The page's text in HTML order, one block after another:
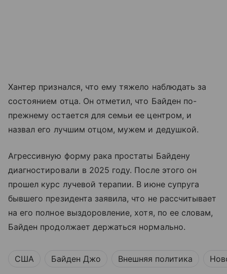
Хантер признался, что ему тяжело наблюдать за
состоянием отца. Он отметил, что Байден по-
прежнему остается для семьи ее центром, и
назвал его лучшим отцом, мужем и дедушкой.
Агрессивную форму рака простаты Байдену
диагностировали в 2025 году. После этого он
прошел курс лучевой терапии. В июне супруга
бывшего президента заявила, что не рассчитывает
на его полное выздоровление, хотя, по ее словам,
Байден продолжает держаться нормально.
США Байден Джо Внешняя политика